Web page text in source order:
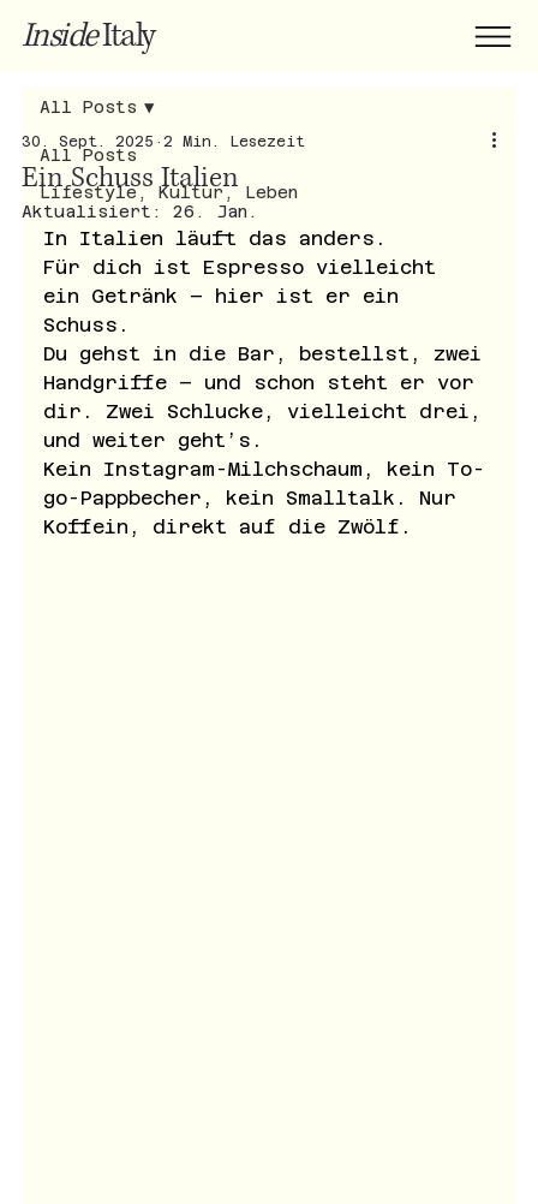
InsideItaly
All Posts
Lifestyle, Kultur, Leben
All Posts
Ein Schuss Italien
30. Sept. 2025 2 Min. Lesezeit
Aktualisiert: 26. Jan.
In Italien läuft das anders.
Für dich ist Espresso vielleicht
ein Getränk – hier ist er ein
Schuss.
Du gehst in die Bar, bestellst, zwei
Handgriffe – und schon steht er vor
dir. Zwei Schlucke, vielleicht drei,
und weiter geht’s.
Kein Instagram-Milchschaum, kein To-
go-Pappbecher, kein Smalltalk. Nur
Koffein, direkt auf die Zwölf.